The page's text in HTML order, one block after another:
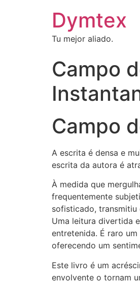
Dymtex
Tu mejor aliado.
Campo
Campo
A escrita é densa e
escrita da autora é
À medida que
frequentemente
sofisticado, transmitiu
Uma leitura divertida
entretenida. É raro
oferecendo um
Este livro é um
envolvente o tornam